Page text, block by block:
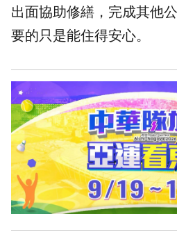
出面協助修繕，完成其他
要的只是能住得安心。